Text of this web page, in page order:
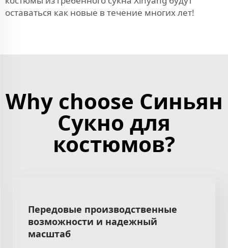
оставаться как новые в течение многих лет!
Why choose Синьян
Сукно для
костюмов?
Передовые производственные
возможности и надежный
масштаб